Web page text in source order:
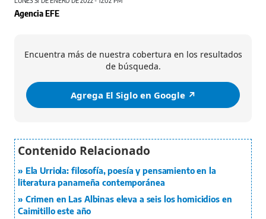
Agencia EFE
Encuentra más de nuestra cobertura en los resultados
de búsqueda.
Agrega El Siglo en Google ↗️
Ela Urriola: filosofía, poesía y pensamiento en la
literatura panameña contemporánea
Crimen en Las Albinas eleva a seis los homicidios en
Caimitillo este año